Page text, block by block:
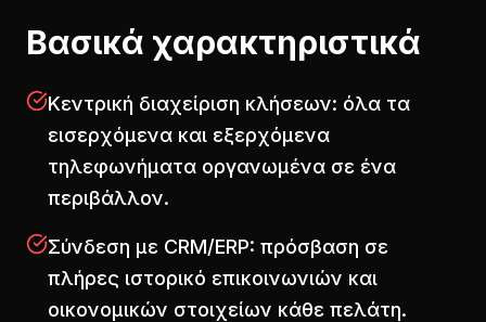
Βασικά χαρακτηριστικά
Κεντρική διαχείριση κλήσεων: όλα τα
εισερχόμενα και εξερχόμενα
τηλεφωνήματα οργανωμένα σε ένα
περιβάλλον.
Σύνδεση με CRM/ERP: πρόσβαση σε
πλήρες ιστορικό επικοινωνιών και
οικονομικών στοιχείων κάθε πελάτη.